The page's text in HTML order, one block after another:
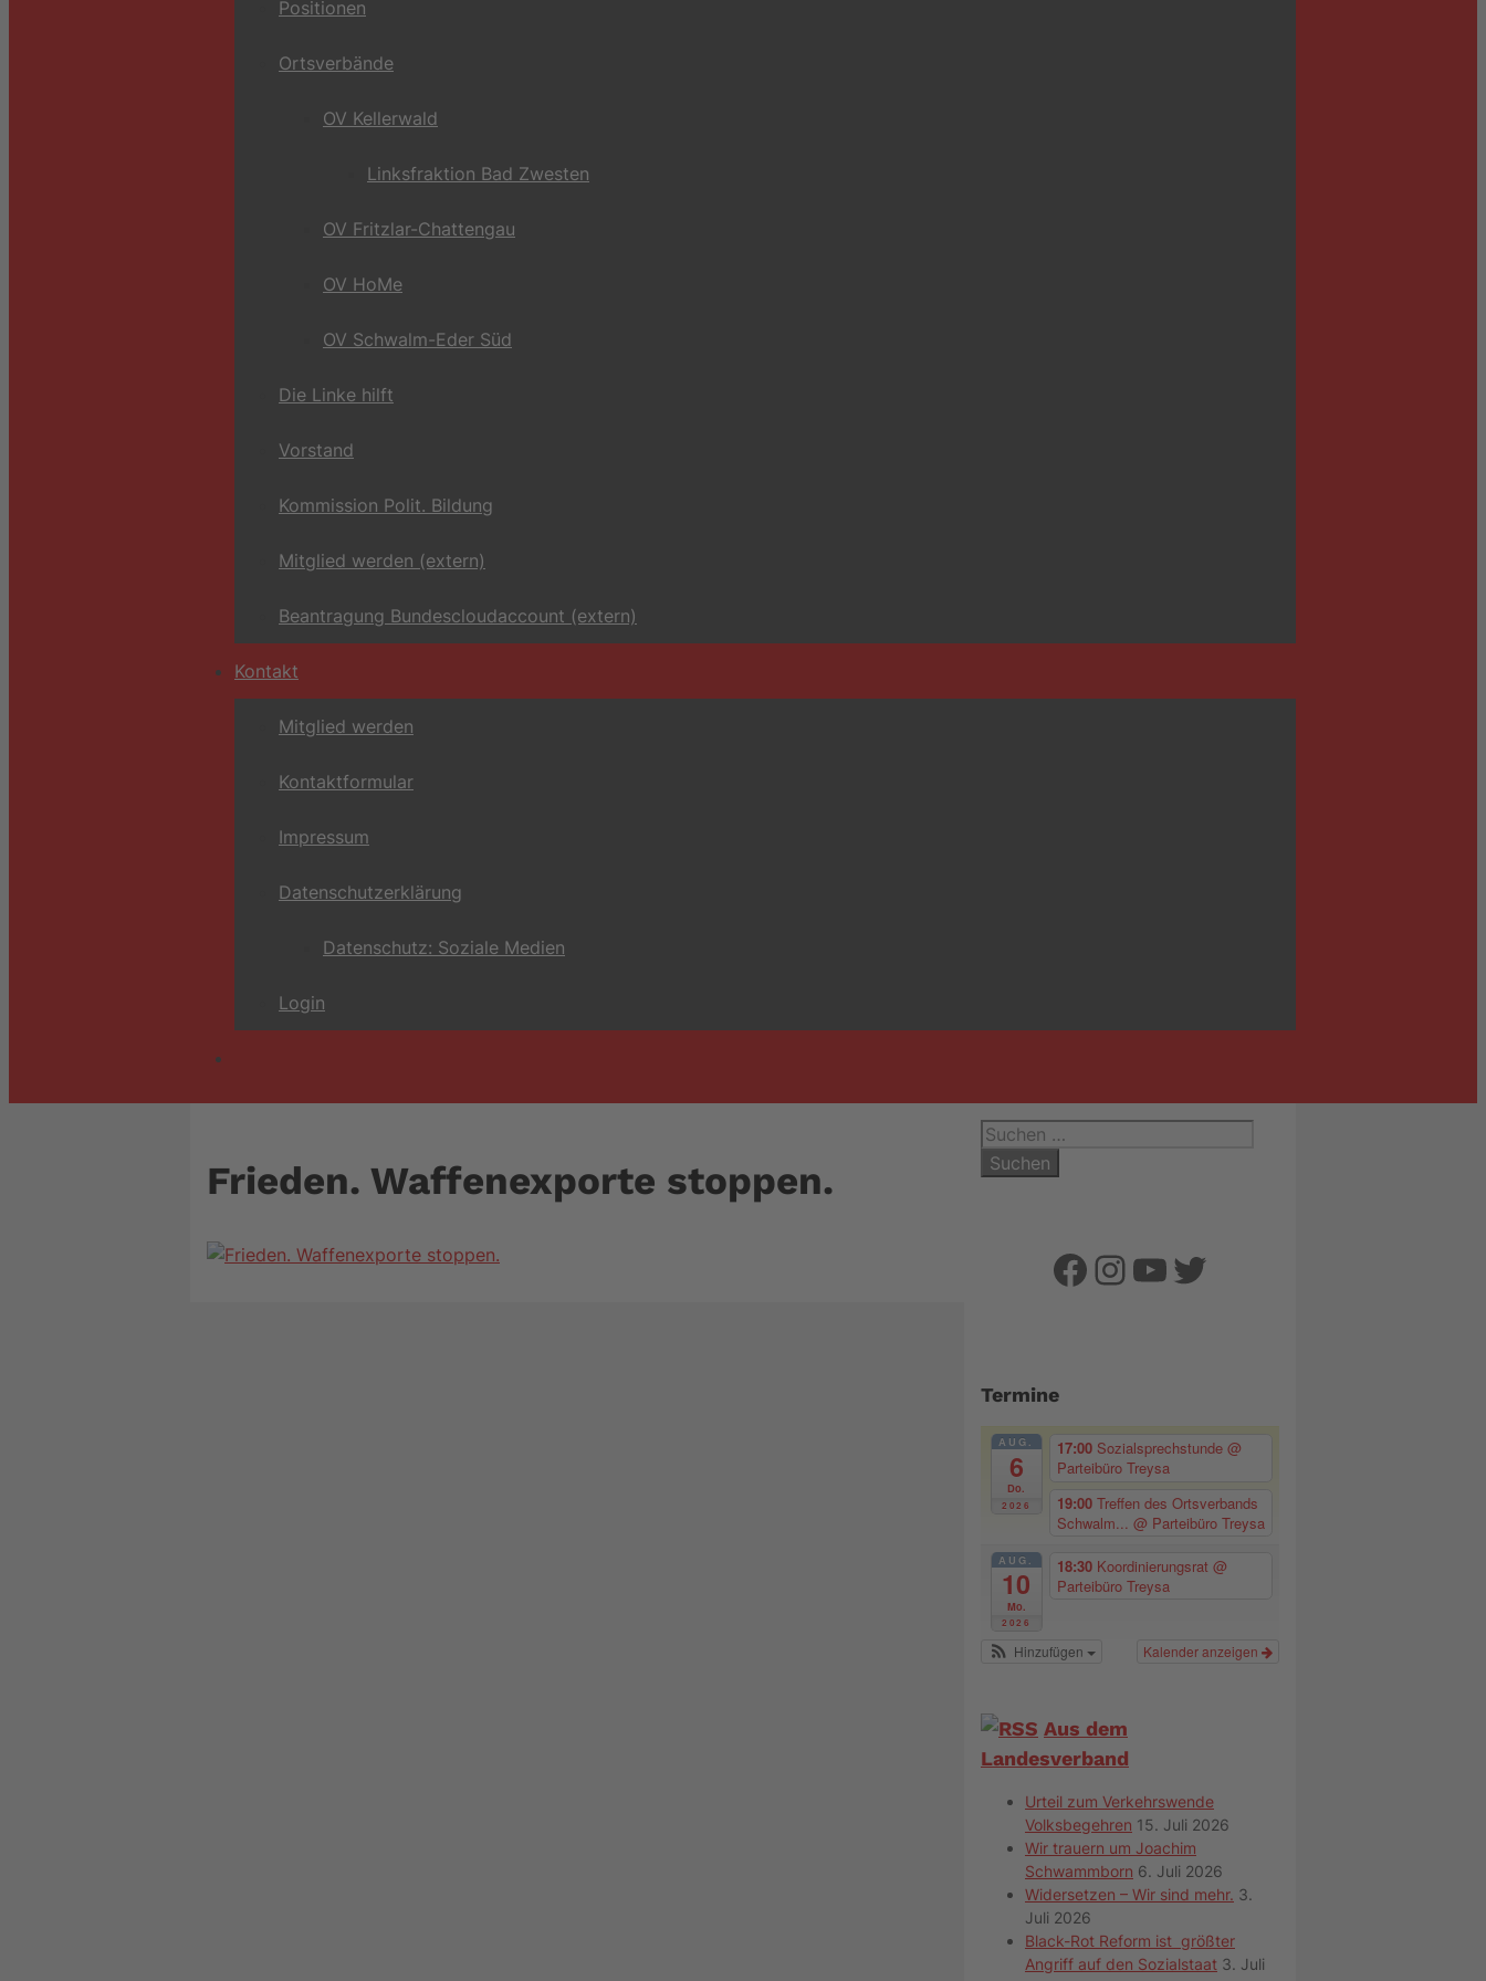
Positionen
Ortsverbände
OV Kellerwald
Linksfraktion Bad Zwesten
OV Fritzlar-Chattengau
OV HoMe
OV Schwalm-Eder Süd
Die Linke hilft
Vorstand
Kommission Polit. Bildung
Mitglied werden (extern)
Beantragung Bundescloudaccount (extern)
Kontakt
Mitglied werden
Kontaktformular
Impressum
Datenschutzerklärung
Datenschutz: Soziale Medien
Login
Frieden. Waffenexporte stoppen.
Suchen
nach:
Facebook
Instagram
YouTube
Twitter
Termine
AUG.
6
Do.
2026
17:00 Sozialsprechstunde @
Parteibüro Treysa
19:00 Treffen des Ortsverbands
Schwalm... @ Parteibüro Treysa
AUG.
10
Mo.
2026
18:30 Koordinierungsrat @
Parteibüro Treysa
Kalender anzeigen
Hinzufügen
Aus dem
Landesverband
Urteil zum Verkehrswende
Volksbegehren 15. Juli 2026
Wir trauern um Joachim
Schwammborn 6. Juli 2026
Widersetzen – Wir sind mehr. 3.
Juli 2026
Black-Rot Reform ist größter
Angriff auf den Sozialstaat 3. Juli